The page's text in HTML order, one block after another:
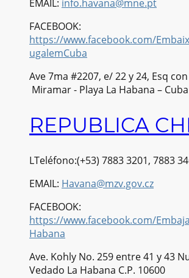
EMAIL: info.havana@mne.pt
FACEBOOK:
https://www.facebook.com/
ugalemCuba
Ave 7ma #2207, e/ 22 y 24, Esq
Miramar - Playa La Habana – Cuba
REPUBLICA
LTeléfono:(+53) 7883 3201, 7883
EMAIL: Havana@mzv.gov.cz
FACEBOOK:
https://www.facebook.com/
Habana
Ave. Kohly No. 259 entre 41 y 43
Vedado La Habana C.P. 10600